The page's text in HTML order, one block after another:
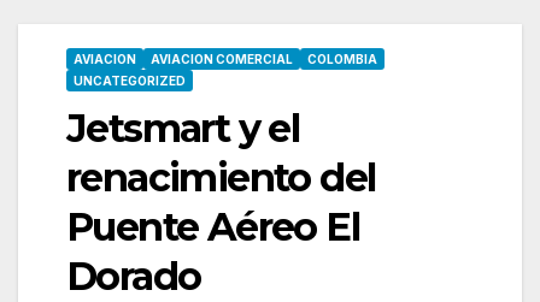
AVIACION AVIACION COMERCIAL
COLOMBIA
UNCATEGORIZED
Jetsmart y el
renacimiento del
Puente Aéreo El
Dorado